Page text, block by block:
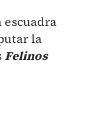
la
Felinos